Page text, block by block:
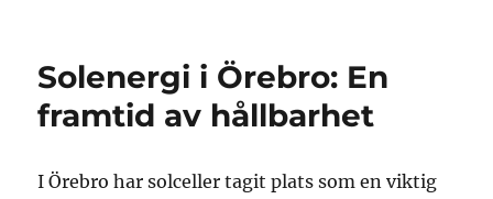
Solenergi i Örebro: En
framtid av hållbarhet
I Örebro har solceller tagit plats som en viktig